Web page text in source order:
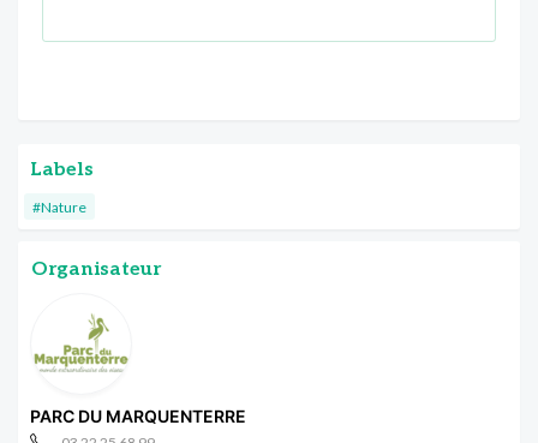
Labels
#Nature
Organisateur
PARC DU MARQUENTERRE